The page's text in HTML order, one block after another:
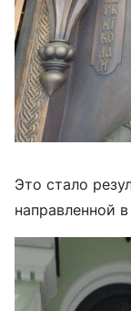
Это стало
направленной